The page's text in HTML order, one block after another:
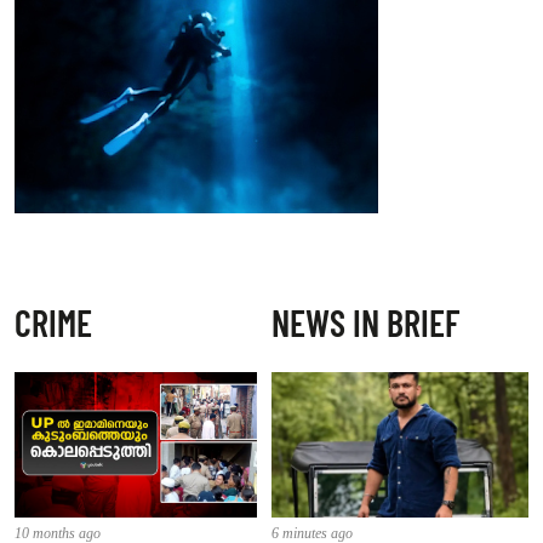
CRIME
10 months ago
NEWS IN BRIEF
6 minutes ago